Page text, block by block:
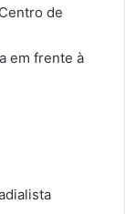
de
em frente à